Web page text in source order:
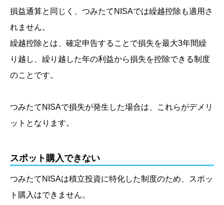
損益通算と同じく、つみたてNISAでは繰越控除も適用さ
れません。
繰越控除とは、確定申告することで損失を最大3年間繰
り越し、繰り越した年の利益から損失を控除できる制度
のことです。
つみたてNISAで損失が発生した場合は、これらがデメリ
ットとなります。
スポット購入できない
つみたてNISAは積立投資に特化した制度のため、スポッ
ト購入はできません。